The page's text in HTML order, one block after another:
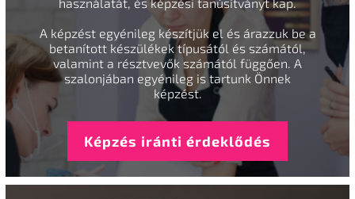
A képzést egyénileg készítjük el és árazzuk be a
betanított készülékek típusától és számától,
valamint a résztvevők számától függően. A
szalonjában egyénileg is tartunk Önnek
képzést.
Képzés iránti érdeklődés